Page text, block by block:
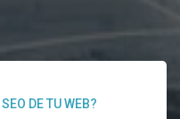
DE TU WEB?